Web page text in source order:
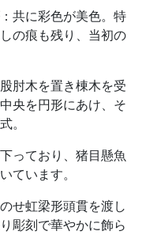
：共に彩色が美色。特
の痕も残り、当初の
肘木を置き棟木を受
央を円形にあけ、そ
。
っており、猪目懸魚
ています。
せ虹梁形頭貫を渡し
彫刻で華やかに飾ら